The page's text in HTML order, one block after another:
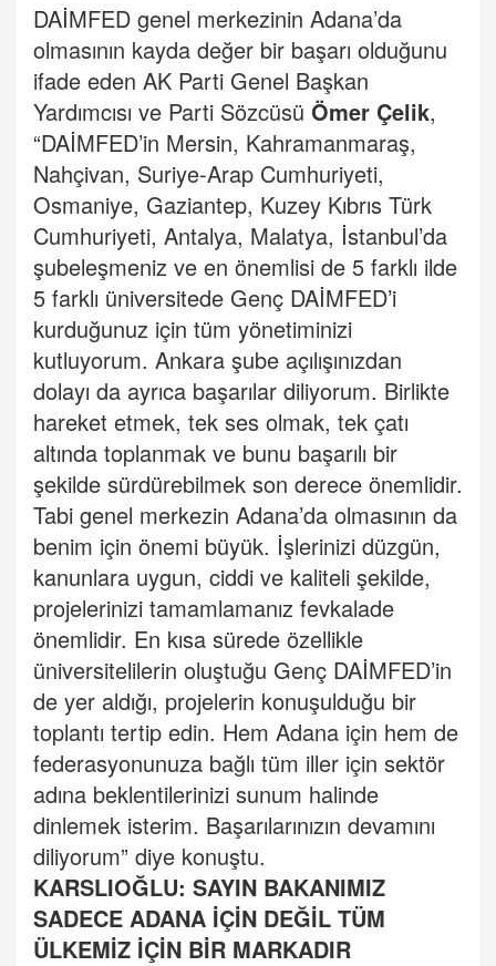
DAİMFED genel merkezinin Adana’da
olmasının kayda değer bir başarı olduğunu
ifade eden AK Parti Genel Başkan
Yardımcısı ve Parti Sözcüsü Ömer Çelik,
“DAİMFED’in Mersin, Kahramanmaraş,
Nahçivan, Suriye-Arap Cumhuriyeti,
Osmaniye, Gaziantep, Kuzey Kıbrıs Türk
Cumhuriyeti, Antalya, Malatya, İstanbul’da
şubeleşmeniz ve en önemlisi de 5 farklı ilde
5 farklı üniversitede Genç DAİMFED’i
kurduğunuz için tüm yönetiminizi
kutluyorum. Ankara şube açılışınızdan
dolayı da ayrıca başarılar diliyorum. Birlikte
hareket etmek, tek ses olmak, tek çatı
altında toplanmak ve bunu başarılı bir
şekilde sürdürebilmek son derece önemlidir.
Tabi genel merkezin Adana’da olmasının da
benim için önemi büyük. İşlerinizi düzgün,
kanunlara uygun, ciddi ve kaliteli şekilde,
projelerinizi tamamlamanız fevkalade
önemlidir. En kısa sürede özellikle
üniversitelilerin oluştuğu Genç DAİMFED’in
de yer aldığı, projelerin konuşulduğu bir
toplantı tertip edin. Hem Adana için hem de
federasyonunuza bağlı tüm iller için sektör
adına beklentilerinizi sunum halinde
dinlemek isterim. Başarılarınızın devamını
diliyorum” diye konuştu.
KARSLIOĞLU: SAYIN BAKANIMIZ
SADECE ADANA İÇİN DEĞİL TÜM
ÜLKEMİZ İÇİN BİR MARKADIR